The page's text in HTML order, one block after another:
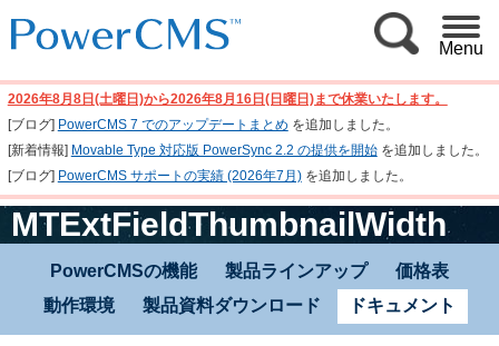
Menu
2026年8月8日(土曜日)から2026年8月16日(日曜日)まで休業いたします。
[ブログ] PowerCMS 7 でのアップデートまとめ を追加しました。
[新着情報] Movable Type 対応版 PowerSync 2.2 の提供を開始を追加しました。
[ブログ] PowerCMS サポートの実績 (2026年7月)を追加しました。
MTExtFieldThumbnailWidth
PowerCMSの機能 製品ラインアップ
価格表
動作環境
製品資料ダウンロード ドキュメント